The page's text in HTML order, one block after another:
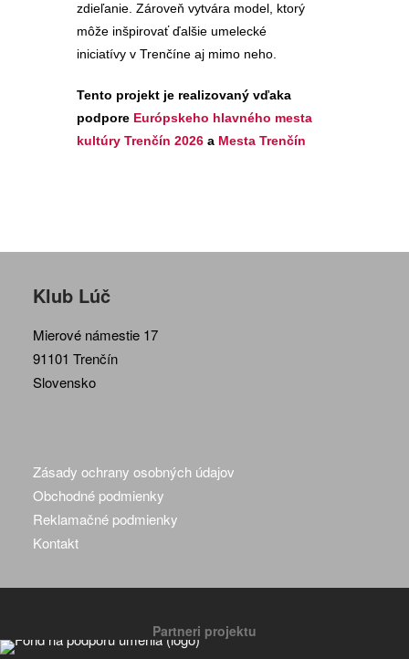
zdieľanie. Zároveň vytvára model, ktorý
môže inšpirovať ďalšie umelecké
iniciatívy v Trenčíne aj mimo neho.
Tento projekt je realizovaný vďaka
podpore Európskeho hlavného mesta
kultúry Trenčín 2026 a Mesta Trenčín
Klub Lúč
Mierové námestie 17
91101 Trenčín
Slovensko
Zásady ochrany osobných údajov
Obchodné podmienky
Reklamačné podmienky
Kontakt
Partneri projektu